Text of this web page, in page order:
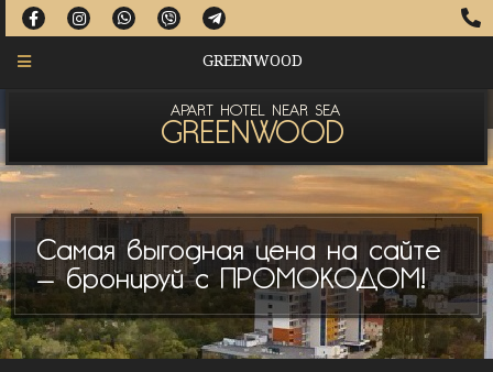
GREENWOOD
APART HOTEL NEAR SEA
GREENWOOD
Самая выгодная цена на сайте
— бронируй с ПРОМОКОДОМ!